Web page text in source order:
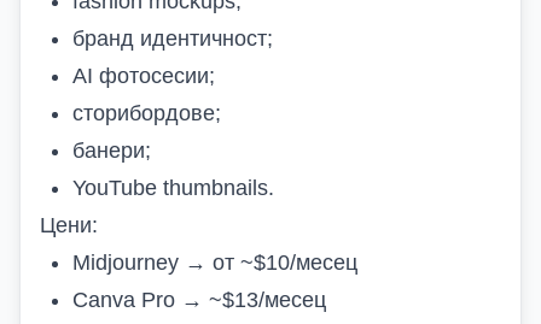
бранд идентичност;
AI фотосесии;
сторибордове;
банери;
YouTube thumbnails.
Цени:
Midjourney → от ~$10/месец
Canva Pro → ~$13/месец